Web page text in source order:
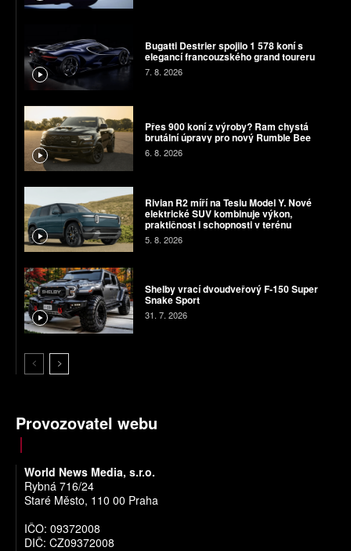
Bugatti Destrier spojilo 1 578 koní s
elegancí francouzského grand toureru
7. 8. 2026
Přes 900 koní z výroby? Ram chystá
brutální úpravy pro nový Rumble Bee
6. 8. 2026
Rivian R2 míří na Teslu Model Y. Nové
elektrické SUV kombinuje výkon,
praktičnost i schopnosti v terénu
5. 8. 2026
Shelby vrací dvoudveřový F-150 Super
Snake Sport
31. 7. 2026
Provozovatel webu
World News Media, s.r.o.
Rybná 716/24
Staré Město, 110 00 Praha
IČO: 09372008
DIČ: CZ09372008